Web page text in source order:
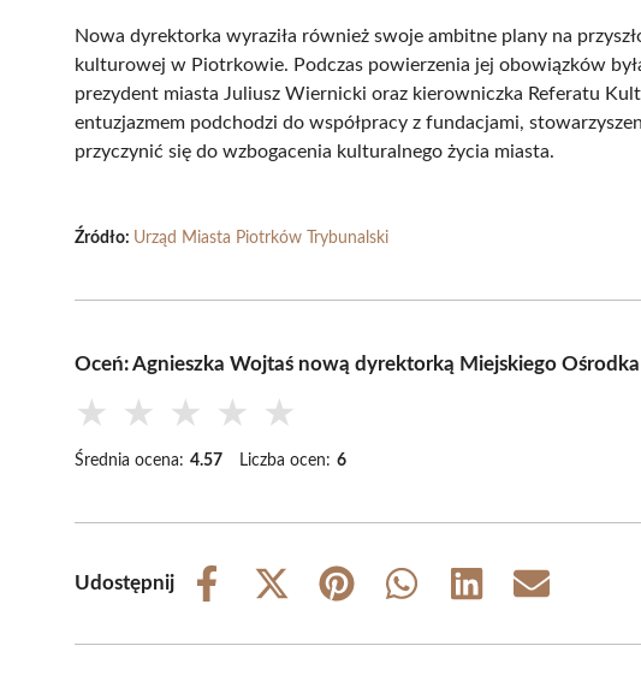
Nowa dyrektorka wyraziła również swoje ambitne plany na
kulturowej w Piotrkowie. Podczas powierzenia jej obowiązków
prezydent miasta Juliusz Wiernicki oraz kierowniczka Referatu
entuzjazmem podchodzi do współpracy z fundacjami,
przyczynić się do wzbogacenia kulturalnego życia miasta.
Źródło: Urząd Miasta Piotrków Trybunalski
Oceń: Agnieszka Wojtaś nową dyrektorką Miejskiego
★ ★ ★ ★ ★
Średnia ocena: 4.57 Liczba ocen: 6
Udostępnij
Share
Share
(Twitter)
Share
Share
Share
Share